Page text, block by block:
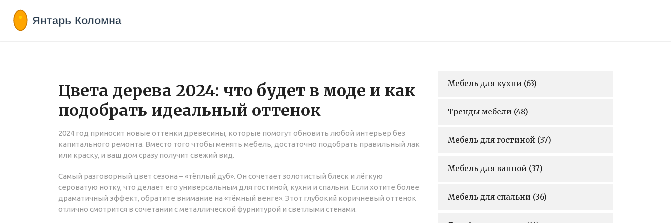
Цвета дерева 2024: что будет в моде и как
подобрать идеальный оттенок
2024 год приносит новые оттенки древесины, которые помогут обновить любой интерьер без
капитального ремонта. Вместо того чтобы менять мебель, достаточно подобрать правильный лак
или краску, и ваш дом сразу получит свежий вид.
Самый разговорный цвет сезона – «тёплый дуб». Он сочетает золотистый блеск и лёгкую
сероватую нотку, что делает его универсальным для гостиной, кухни и спальни. Если хотите более
драматичный эффект, обратите внимание на «тёмный венге». Этот глубокий коричневый оттенок
отлично смотрится в сочетании с металлической фурнитурой и светлыми стенами.
Мебель для кухни (63)
Тренды мебели (48)
Мебель для гостиной (37)
Мебель для ванной (37)
Мебель для спальни (36)